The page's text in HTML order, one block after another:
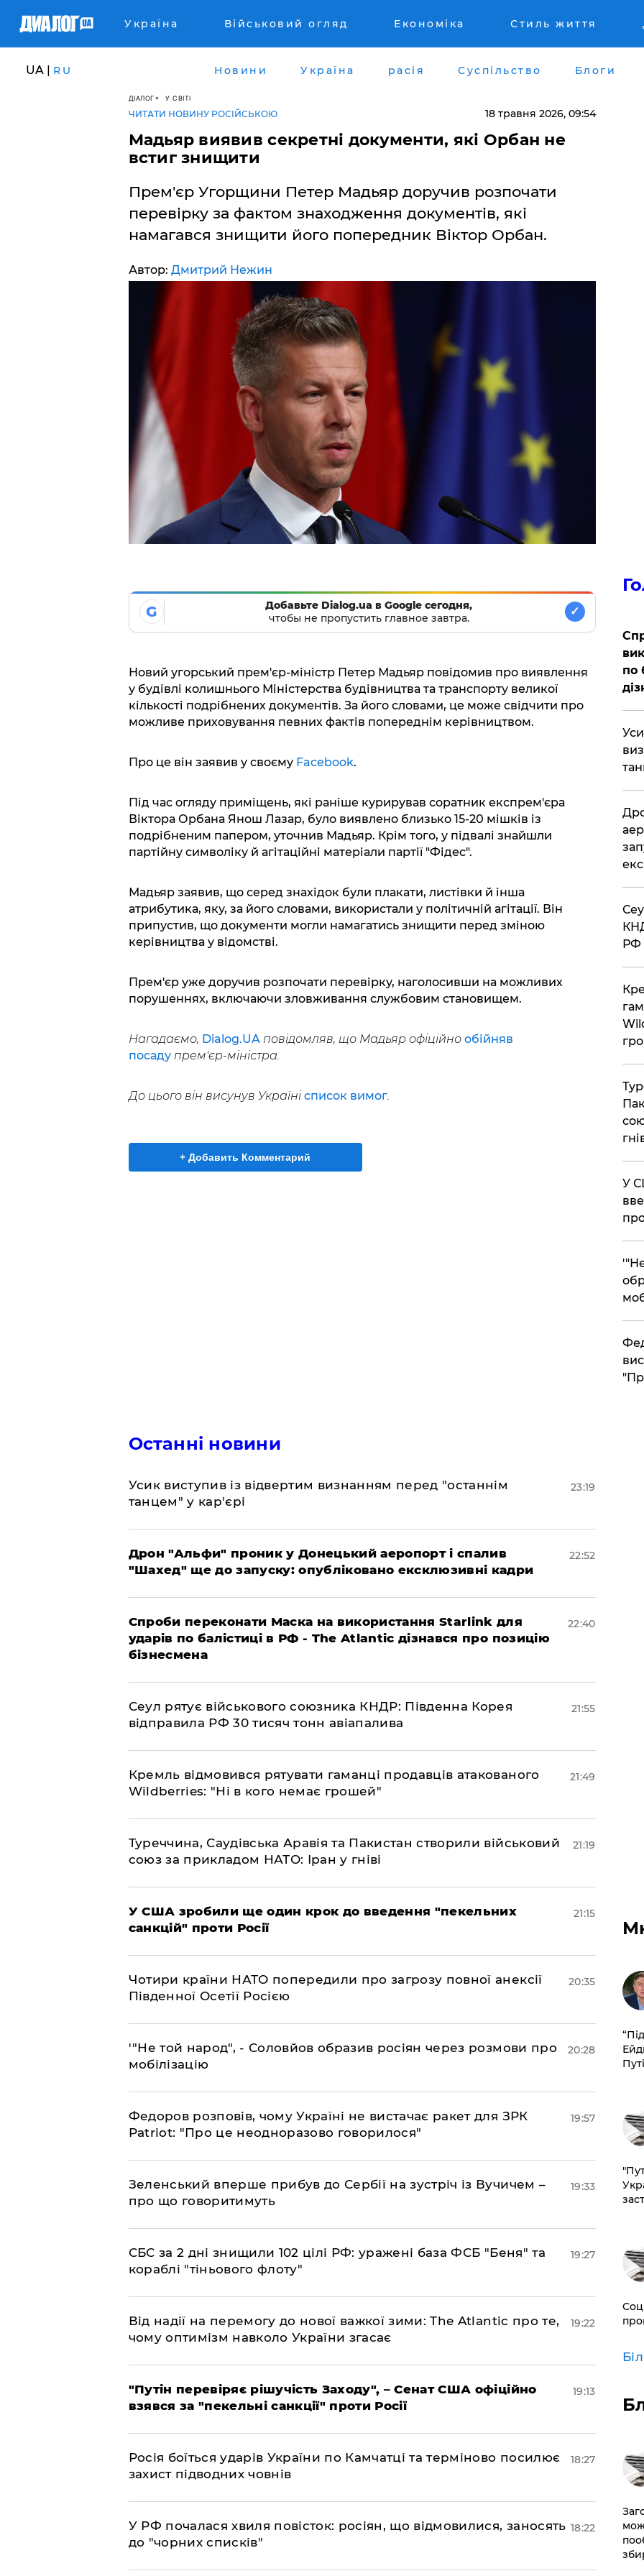
Україна Військовий огляд Економіка Стиль життя
UA | RU Новини Україна расія Суспільство Блоги
ДІАЛОГ У СВІТІ
ЧИТАТИ НОВИНУ РОСІЙСЬКОЮ 18 травня 2026, 09:54
Мадьяр виявив секретні документи, які Орбан не
встиг знищити
Прем'єр Угорщини Петер Мадьяр доручив розпочати
перевірку за фактом знаходження документів, які
намагався знищити його попередник Віктор Орбан.
Автор: Дмитрий Нежин
G
Добавьте Dialog.ua в Google сегодня,
чтобы не пропустить главное завтра.
✓
Новий угорський прем'єр-міністр Петер Мадьяр повідомив про виявлення
у будівлі колишнього Міністерства будівництва та транспорту великої
кількості подрібнених документів. За його словами, це може свідчити про
можливе приховування певних фактів попереднім керівництвом.
Про це він заявив у своєму Facebook.
Під час огляду приміщень, які раніше курирував соратник експрем'єра
Віктора Орбана Янош Лазар, було виявлено близько 15-20 мішків із
подрібненим папером, уточнив Мадьяр. Крім того, у підвалі знайшли
партійну символіку й агітаційні матеріали партії "Фідес".
Мадьяр заявив, що серед знахідок були плакати, листівки й інша
атрибутика, яку, за його словами, використали у політичній агітації. Він
припустив, що документи могли намагатись знищити перед зміною
керівництва у відомстві.
Прем'єр уже доручив розпочати перевірку, наголосивши на можливих
порушеннях, включаючи зловживання службовим становищем.
Нагадаємо, Dialog.UAповідомляв, що Мадьяр офіційно обійняв
посадупрем'єр-міністра.
До цього він висунув Україні список вимог.
+ Добавить Комментарий
Останні новини
​Усик виступив із відвертим визнанням перед "останнім
танцем" у кар'єрі
23:19
​Дрон "Альфи" проник у Донецький аеропорт і спалив
"Шахед" ще до запуску: опубліковано ексклюзивні кадри
22:52
​Спроби переконати Маска на використання Starlink для
ударів по балістиці в РФ - The Atlantic дізнався про позицію
бізнесмена
22:40
​Сеул рятує військового союзника КНДР: Південна Корея
відправила РФ 30 тисяч тонн авіапалива
21:55
​Кремль відмовився рятувати гаманці продавців атакованого
Wildberries: "Ні в кого немає грошей"
21:49
​Туреччина, Саудівська Аравія та Пакистан створили військовий
союз за прикладом НАТО: Іран у гніві
21:19
​У США зробили ще один крок до введення "пекельних
санкцій" проти Росії
21:15
​Чотири країни НАТО попередили про загрозу повної анексії
Південної Осетії Росією
20:35
​'"Не той народ", - Соловйов образив росіян через розмови про
мобілізацію
20:28
​Федоров розповів, чому Україні не вистачає ракет для ЗРК
Patriot: "Про це неодноразово говорилося"
19:57
​Зеленський вперше прибув до Сербії на зустріч із Вучичем –
про що говоритимуть
19:33
​СБС за 2 дні знищили 102 цілі РФ: уражені база ФСБ "Беня" та
кораблі "тіньового флоту"
19:27
​Від надії на перемогу до нової важкої зими: The Atlantic про те,
чому оптимізм навколо України згасає
19:22
​"Путін перевіряє рішучість Заходу", – Сенат США офіційно
взявся за "пекельні санкції" проти Росії
19:13
​Росія боїться ударів України по Камчатці та терміново посилює
захист підводних човнів
18:27
​У РФ почалася хвиля повісток: росіян, що відмовилися, заносять
до "чорних списків"
18:22
по
РФ
​У